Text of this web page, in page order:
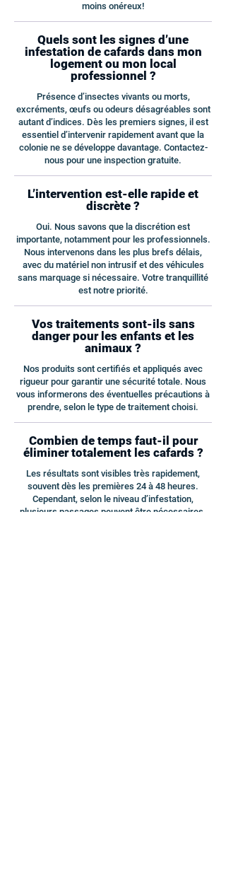
moins onéreux!
Quels sont les signes d’une
infestation de cafards dans mon
logement ou mon local
professionnel ?
Présence d’insectes vivants ou morts,
excréments, œufs ou odeurs désagréables sont
autant d’indices. Dès les premiers signes, il est
essentiel d’intervenir rapidement avant que la
colonie ne se développe davantage. Contactez-
nous pour une inspection gratuite.
L’intervention est-elle rapide et
discrète ?
Oui. Nous savons que la discrétion est
importante, notamment pour les professionnels.
Nous intervenons dans les plus brefs délais,
avec du matériel non intrusif et des véhicules
sans marquage si nécessaire. Votre tranquillité
est notre priorité.
Vos traitements sont-ils sans
danger pour les enfants et les
animaux ?
Nos produits sont certifiés et appliqués avec
rigueur pour garantir une sécurité totale. Nous
vous informerons des éventuelles précautions à
prendre, selon le type de traitement choisi.
Combien de temps faut-il pour
éliminer totalement les cafards ?
Les résultats sont visibles très rapidement,
souvent dès les premières 24 à 48 heures.
Cependant, selon le niveau d’infestation,
plusieurs passages peuvent être nécessaires.